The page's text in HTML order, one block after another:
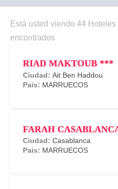
Está usted viendo 44
encontrados
RIAD MAKTOUB ***
Ait Ben Haddou
MARRUECOS
FARAH
Casablanca
MARRUECOS